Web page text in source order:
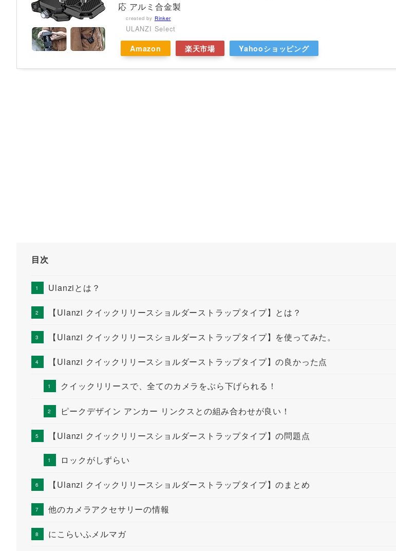
応 アルミ合金製
created by Rinker
ULANZI Select
Amazon 楽天市場 Yahooショッピング
目次
Ulanziとは？
【Ulanzi クイックリリースショルダーストラップタイプ】とは？
【Ulanzi クイックリリースショルダーストラップタイプ】を使ってみた。
【Ulanzi クイックリリースショルダーストラップタイプ】の良かった点
クイックリリースで、全てのカメラをぶら下げられる！
ピークデザイン アンカー リンクスとの組み合わせが良い！
【Ulanzi クイックリリースショルダーストラップタイプ】の問題点
ロックがしずらい
【Ulanzi クイックリリースショルダーストラップタイプ】のまとめ
他のカメラアクセサリーの情報
にこらいふメルマガ